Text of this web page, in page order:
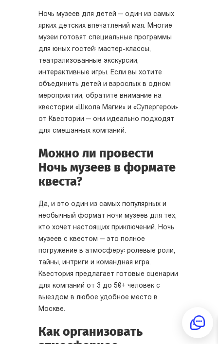
Ночь музеев для детей — один из самых
ярких детских впечатлений мая. Многие
музеи готовят специальные программы
для юных гостей: мастер-классы,
театрализованные экскурсии,
интерактивные игры. Если вы хотите
объединить детей и взрослых в одном
мероприятии, обратите внимание на
квестории «Школа Магии» и «Супергерои»
от Квестории — они идеально подходят
для смешанных компаний.
Можно ли провести
Ночь музеев в формате
квеста?
Да, и это один из самых популярных и
необычный формат ночи музеев для тех,
кто хочет настоящих приключений. Ночь
музеев с квестом — это полное
погружение в атмосферу: ролевые роли,
тайны, интриги и командная игра.
Квестория предлагает готовые сценарии
для компаний от 3 до 50+ человек с
выездом в любое удобное место в
Москве.
Как организовать